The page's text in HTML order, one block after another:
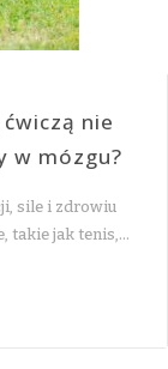
nie
w mózgu?
sile i zdrowiu
takie jak tenis,…